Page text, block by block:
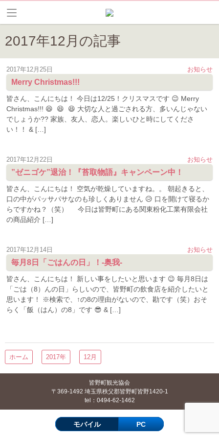
2017年12月の記事
お知らせ
2017年12月25日
Merry Christmas!!!
皆さん、こんにちは！ 今日は12/25！クリスマスです 😉 Merry
Christmas!!! 😆 😆 😆 大切な人と過ごされる方、多いんじゃない
でしょうか?? 家族、友人、恋人。楽しいひと時にしてくださ
い！！ & […]
お知らせ
2017年12月22日
”ゼニゴケ”退治！『苔取物語』キャンペーン中！
皆さん、こんにちは！ 空気が乾燥していますね。。 朝起きると、
口の中がパッサパサなのも珍しくありません 😥 口を開けて寝るか
らですかね？（笑） 今日は皆野町にある関東粉化工業有限会社
の商品紹介 […]
お知らせ
2017年12月14日
毎月8日「ごはんの日」！-奥我-
皆さん、こんにちは！ 新しい事をしたいと思います 😉 毎月8日は
「ごは（8）んの日」らしいので、皆野町の飲食店を紹介したいと
思います！ ※検索で、↑の8の理由がないので、勘です（笑）おそ
らく「飯（はん）の8」です 😎 & […]
ホーム 2017年 12月
皆野町観光協会
〒369-1492 埼玉県秩父郡皆野町皆野1420-1
tel：0494-62-1462
モバイル PC